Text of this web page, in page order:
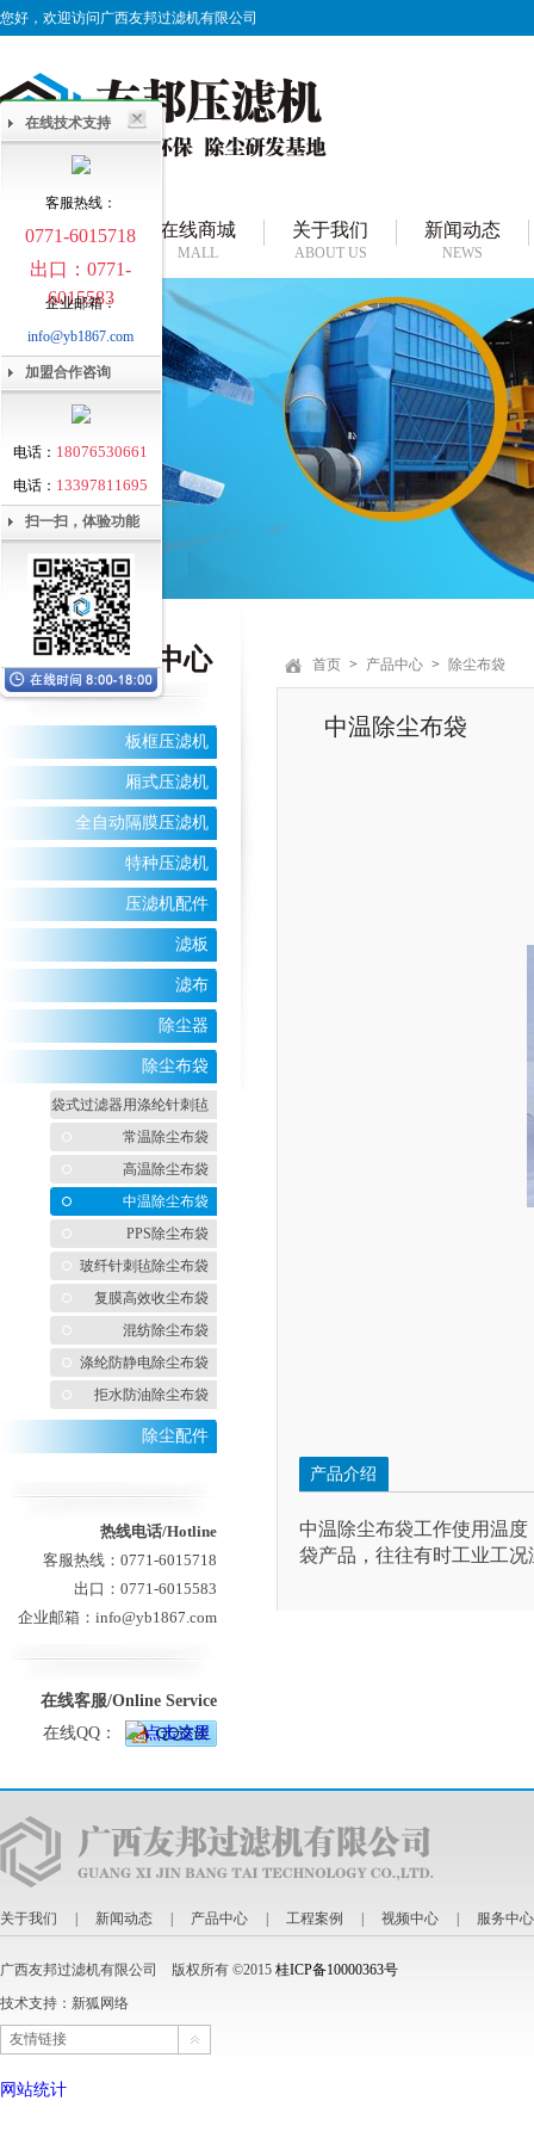
您好，欢迎访问广西友邦过滤机有限公司
网站首页 在线商城
MALL
关于我们
ABOUT US
新闻动态
NEWS
产品中心
板框压滤机
厢式压滤机
全自动隔膜压滤机
特种压滤机
压滤机配件
滤板
滤布
除尘器
除尘布袋
袋式过滤器用涤纶针刺毡
常温除尘布袋
高温除尘布袋
中温除尘布袋
PPS除尘布袋
玻纤针刺毡除尘布袋
复膜高效收尘布袋
混纺除尘布袋
涤纶防静电除尘布袋
拒水防油除尘布袋
除尘配件
热线电话/Hotline
客服热线：0771-6015718
出口：0771-6015583
企业邮箱：info@yb1867.com
在线客服/Online Service
在线QQ：
首页 > 产品中心 > 除尘布袋
中温除尘布袋
产品介绍
中温除尘布袋工作使用温
袋产品，往往有时工业工
关于我们 新闻动态 产品中心 工程案例 视频中心 服务中心
广西友邦过滤机有限公司 版权所有 ©2015 桂ICP备10000363号
技术支持： 新狐网络
友情链接
在线技术支持
客服热线：
0771-6015718
出口：0771-
6015583
企业邮箱：
info@yb1867.com
加盟合作咨询
电话： 18076530661
电话： 13397811695
扫一扫，体验功能
网站统计